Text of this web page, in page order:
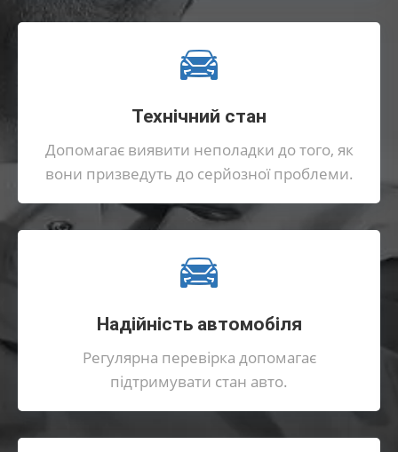
Технічний стан
Допомагає виявити неполадки до того, як
вони призведуть до серйозної проблеми.
Надійність автомобіля
Регулярна перевірка допомагає
підтримувати стан авто.